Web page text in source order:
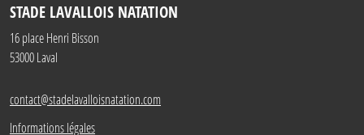
STADE LAVALLOIS NATATION
16 place Henri Bisson
53000Laval
contact@stadelavalloisnatation.com
Informations légales